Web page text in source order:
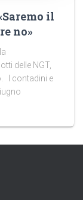
il
no»
delle NGT,
I contadini e